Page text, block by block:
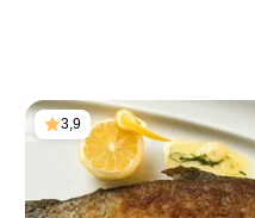
3,9